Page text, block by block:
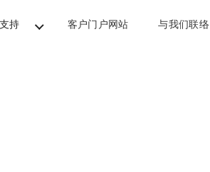
支持 客户门户网站 与我们联络